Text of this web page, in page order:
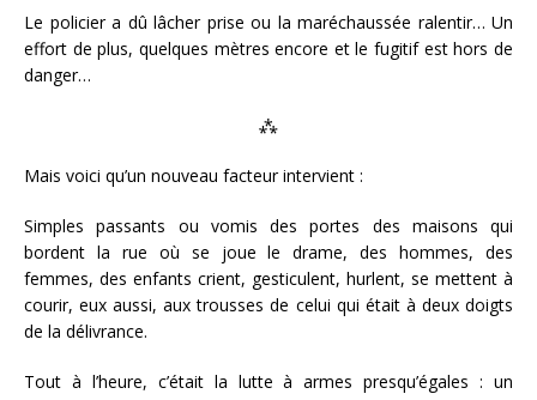
Le policier a dû lâcher prise ou la maréchaussée ralentir… Un
effort de plus, quelques mètres encore et le fugitif est hors de
danger…
⁂
Mais voici qu’un nouveau facteur intervient :
Simples passants ou vomis des portes des maisons qui
bordent la rue où se joue le drame, des hommes, des
femmes, des enfants crient, gesticulent, hurlent, se mettent à
courir, eux aussi, aux trousses de celui qui était à deux doigts
de la délivrance.
Tout à l’heure, c’était la lutte à armes presqu’égales : un